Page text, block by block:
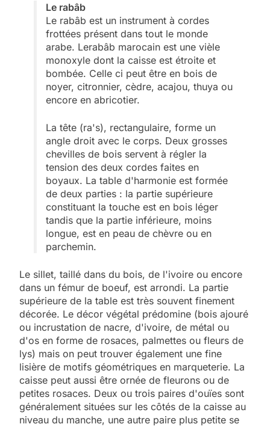
Le rabâb
Le rabâb est un instrument à cordes
frottées présent dans tout le monde
arabe. Lerabâb marocain est une vièle
monoxyle dont la caisse est étroite et
bombée. Celle ci peut être en bois de
noyer, citronnier, cèdre, acajou, thuya ou
encore en abricotier.
La tête (ra's), rectangulaire, forme un
angle droit avec le corps. Deux grosses
chevilles de bois servent à régler la
tension des deux cordes faites en
boyaux. La table d'harmonie est formée
de deux parties : la partie supérieure
constituant la touche est en bois léger
tandis que la partie inférieure, moins
longue, est en peau de chèvre ou en
parchemin.
Le sillet, taillé dans du bois, de l'ivoire ou encore
dans un fémur de boeuf, est arrondi. La partie
supérieure de la table est très souvent finement
décorée. Le décor végétal prédomine (bois ajouré
ou incrustation de nacre, d'ivoire, de métal ou
d'os en forme de rosaces, palmettes ou fleurs de
lys) mais on peut trouver également une fine
lisière de motifs géométriques en marqueterie. La
caisse peut aussi être ornée de fleurons ou de
petites rosaces. Deux ou trois paires d'ouïes sont
généralement situées sur les côtés de la caisse au
niveau du manche, une autre paire plus petite se